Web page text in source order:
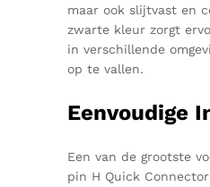
maar ook slijtvast en
zwarte kleur zorgt
in verschillende
op te vallen.
Eenvoudige
Een van de grootste
pin H Quick